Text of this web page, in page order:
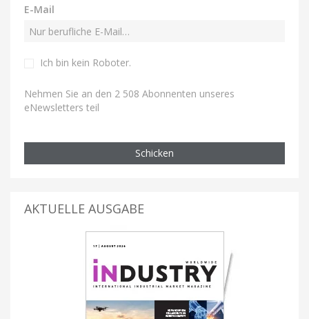
E-Mail
Ich bin kein Roboter.
Nehmen Sie an den 2 508 Abonnenten unseres
eNewsletters teil
Schicken
AKTUELLE AUSGABE